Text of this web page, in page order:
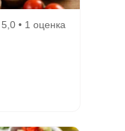
5,0 • 1 оценка